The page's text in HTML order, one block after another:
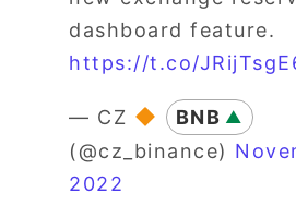
dashboard feature.
https://t.co/
— CZ BNB ▲
(@cz_binance)
2022